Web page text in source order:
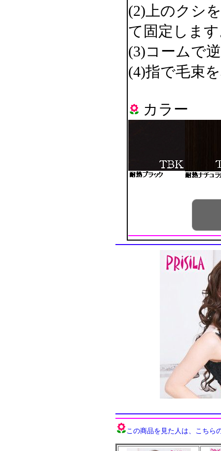
(2)上のクシ
て固定しま
(3)コームで
(4)指で毛束
カラー
この商品を見た人は、こちら